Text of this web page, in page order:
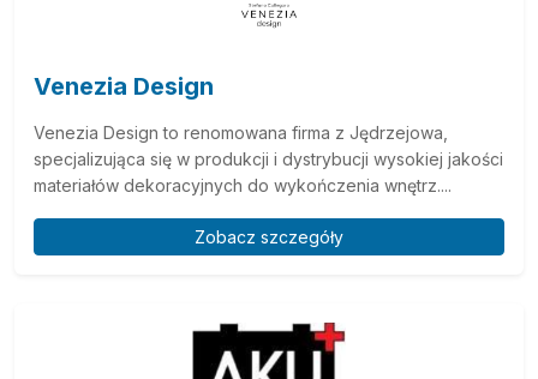
Venezia Design
Venezia Design to renomowana firma z Jędrzejowa,
specjalizująca się w produkcji i dystrybucji wysokiej jakości
materiałów dekoracyjnych do wykończenia wnętrz....
Zobacz szczegóły